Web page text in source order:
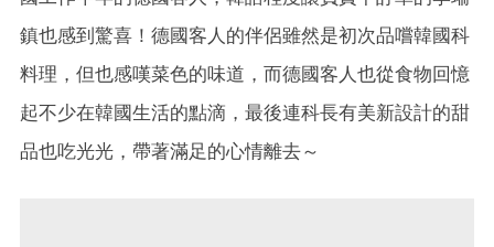
鎮也感到驚喜！德國客人的伴侶雖然是初次品嚐韓國科
料理，但也感嘆菜色的味道，而德國客人也從食物回憶
起不少在韓國生活的點滴，最後連科長有美新設計的甜
品也吃光光，帶著滿足的心情離去～